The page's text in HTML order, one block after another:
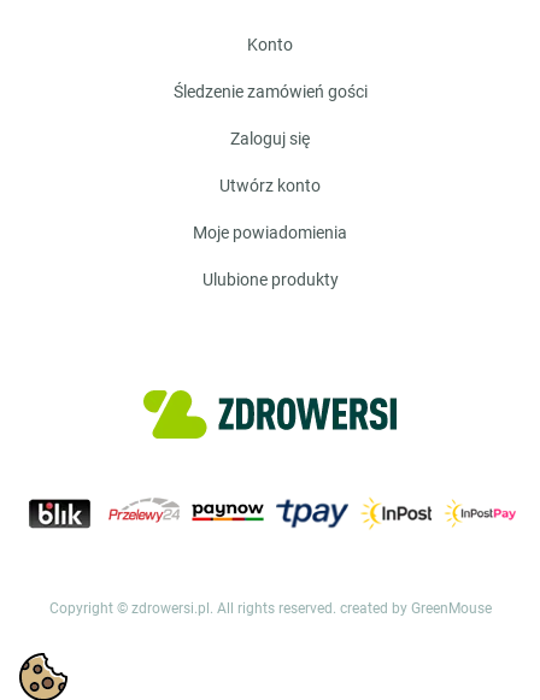
konto
śledzenie zamówień gości
zaloguj się
utwórz konto
moje powiadomienia
ulubione produkty
Copyright © zdrowersi.pl. All rights reserved. created by GreenMouse